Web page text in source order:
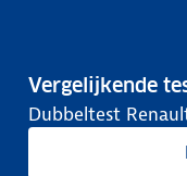
Vergelijkende
Dubbeltest